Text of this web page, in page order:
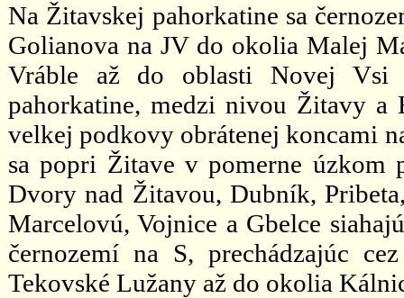
Na Žitavskej pahorkatine sa
Golianova na JV do okolia Malej
Vráble až do oblasti Novej Vsi
pahorkatine, medzi nivou Žitavy a
velkej podkovy obrátenej koncami
sa popri Žitave v pomerne úzkom
Dvory nad Žitavou, Dubník,
Marcelovú, Vojnice a Gbelce
černozemí na S, prechádzajúc
Tekovské Lužany až do okolia